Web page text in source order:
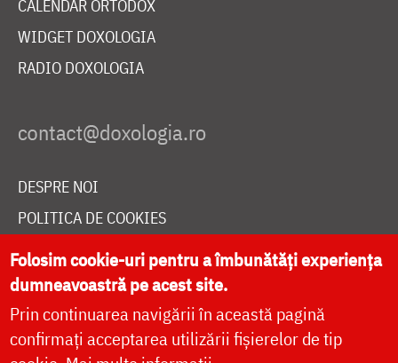
CALENDAR ORTODOX
WIDGET DOXOLOGIA
RADIO DOXOLOGIA
DESPRE NOI
POLITICA DE COOKIES
DONEAZĂ ONLINE PENTRU CATEDRALA NAȚIONALĂ
LIVE
Folosim cookie-uri pentru a îmbunătăți experiența
dumneavoastră pe acest site.
Prin continuarea navigării în această pagină
confirmați acceptarea utilizării fișierelor de tip